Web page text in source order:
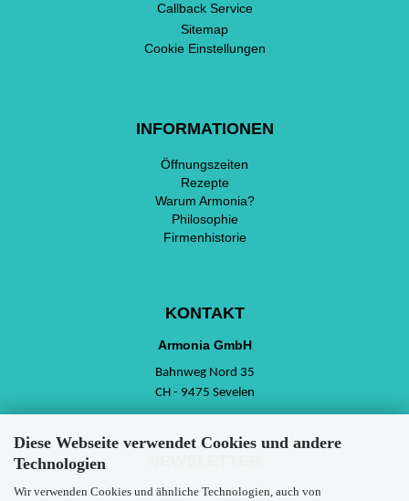
Diese Webseite verwendet Cookies und andere
Technologien
Wir verwenden Cookies und ähnliche Technologien, auch von
Callback Service
Sitemap
Cookie Einstellungen
INFORMATIONEN
Öffnungszeiten
Rezepte
Warum Armonia?
Philosophie
Firmenhistorie
KONTAKT
Armonia GmbH
Bahnweg Nord 35
CH - 9475 Sevelen